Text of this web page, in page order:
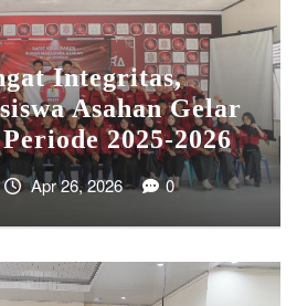
S.Pd., M.Pd
sebagai
Studi
Pertama FKIP
Jun 17, 2026 0